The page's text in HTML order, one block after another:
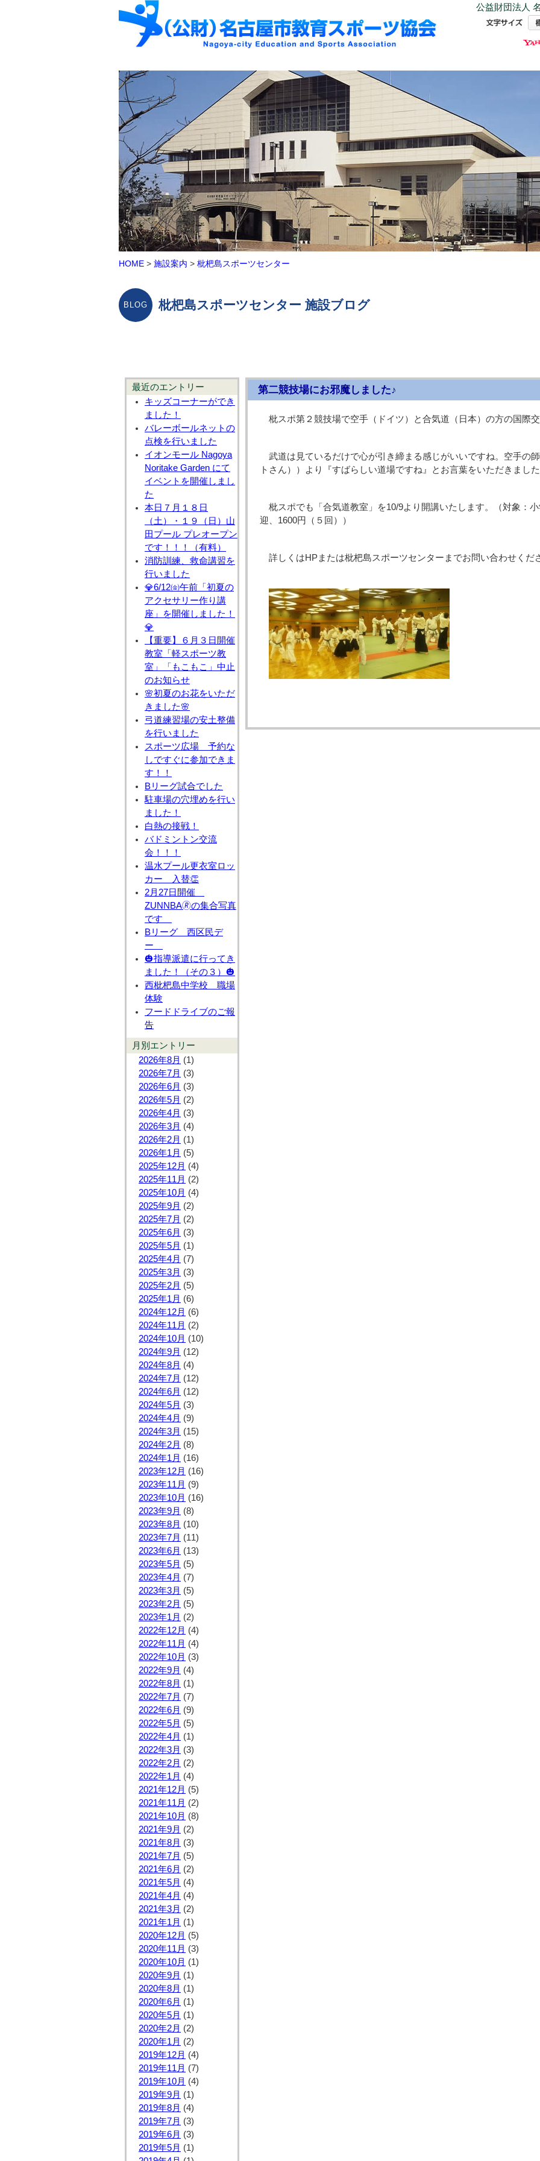
公益財団法人
HOME > 施設案内 > 枇杷島スポーツセンター
枇杷島スポーツセンター 施設ブログ
最近のエントリー
キッズコーナーができ
ました！
バレーボールネットの
点検を行いました
イオンモール Nagoya
Noritake Garden にて
イベントを開催しまし
た
本日７月１８日
（土）・１９（日）山
田プール プレオープン
です！！！（有料）
消防訓練、救命講習を
行いました
💎6/12㈮午前「初夏の
アクセサリー作り講
座」を開催しました！
💎
【重要】６月３日開催
教室「軽スポーツ教
室」「もこもこ」中止
のお知らせ
🌸初夏のお花をいただ
きました🌸
弓道練習場の安土整備
を行いました
スポーツ広場 予約な
しですぐに参加できま
す！！
Bリーグ試合でした
駐車場の穴埋めを行い
ました！
白熱の接戦！
バドミントン交流
会！！！
温水プール更衣室ロッ
カー 入替👏
2月27日開催
ZUNNBA🄬の集合写真
です
Bリーグ 西区民デ
ー
🎃指導派遣に行ってき
ました！（その３）🎃
西枇杷島中学校 職場
体験
フードドライブのご報
告
月別エントリー
2026年8月 (1)
2026年7月 (3)
2026年6月 (3)
2026年5月 (2)
2026年4月 (3)
2026年3月 (4)
2026年2月 (1)
2026年1月 (5)
2025年12月 (4)
2025年11月 (2)
2025年10月 (4)
2025年9月 (2)
2025年7月 (2)
2025年6月 (3)
2025年5月 (1)
2025年4月 (7)
2025年3月 (3)
2025年2月 (5)
2025年1月 (6)
2024年12月 (6)
2024年11月 (2)
2024年10月 (10)
2024年9月 (12)
2024年8月 (4)
2024年7月 (12)
2024年6月 (12)
2024年5月 (3)
2024年4月 (9)
2024年3月 (15)
2024年2月 (8)
2024年1月 (16)
2023年12月 (16)
2023年11月 (9)
2023年10月 (16)
2023年9月 (8)
2023年8月 (10)
2023年7月 (11)
2023年6月 (13)
2023年5月 (5)
2023年4月 (7)
2023年3月 (5)
2023年2月 (5)
2023年1月 (2)
2022年12月 (4)
2022年11月 (4)
2022年10月 (3)
2022年9月 (4)
2022年8月 (1)
2022年7月 (7)
2022年6月 (9)
2022年5月 (5)
2022年4月 (1)
2022年3月 (3)
2022年2月 (2)
2022年1月 (4)
2021年12月 (5)
2021年11月 (2)
2021年10月 (8)
2021年9月 (2)
2021年8月 (3)
2021年7月 (5)
2021年6月 (2)
2021年5月 (4)
2021年4月 (4)
2021年3月 (2)
2021年1月 (1)
2020年12月 (5)
2020年11月 (3)
2020年10月 (1)
2020年9月 (1)
2020年8月 (1)
2020年6月 (1)
2020年5月 (1)
2020年2月 (2)
2020年1月 (2)
2019年12月 (4)
2019年11月 (7)
2019年10月 (4)
2019年9月 (1)
2019年8月 (4)
2019年7月 (3)
2019年6月 (3)
2019年5月 (1)
第二競技場にお邪魔しました♪
枇スポ第２競技場で空手（ドイツ）と合気道（日本）の方の国際
武道は見ているだけで心が引き締まる感じがいいですね。空手の
トさん））より『すばらしい道場ですね』とお言葉をいただきまし
枇スポでも「合気道教室」を10/9より開講いたします。（対象：
迎、1600円（５回））
詳しくはHPまたは枇杷島スポーツセンターまでお問い合わせくだ